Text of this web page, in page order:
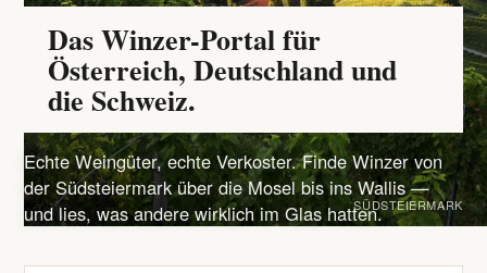
Das Winzer-Portal für
Österreich, Deutschland und
die Schweiz.
Echte Weingüter, echte Verkoster. Finde Winzer von
der Südsteiermark über die Mosel bis ins Wallis —
und lies, was andere wirklich im Glas hatten.SÜDSTEIERMARK